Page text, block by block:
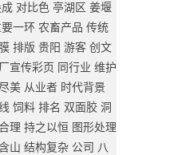
对比色 亭湖区 姜堰
一环 农畜产品 传统
排版 贵阳 游客 创文
宣传彩页 同行业 维护
美 从业者 时代背景
饲料 排名 双面胶 洞
理 持之以恒 图形处理
山 结构复杂 公司 八